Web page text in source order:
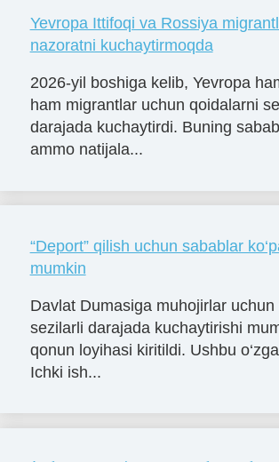
Yevropa Ittifoqi va Rossiya
nazoratni kuchaytirmoqda
2026-yil boshiga kelib, Yevropa
ham migrantlar uchun qoidalarni
darajada kuchaytirdi. Buning
ammo natijala...
“Deport” qilish uchun sabablar
mumkin
Davlat Dumasiga muhojirlar uchun
sezilarli darajada kuchaytirishi
qonun loyihasi kiritildi. Ushbu
Ichki ish...